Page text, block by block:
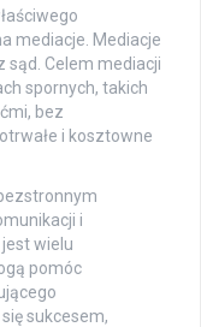
mediacje. Mediacje
sąd. Celem mediacji
spornych, takich
bez
i kosztowne
i
wielu
pomóc
sukcesem,